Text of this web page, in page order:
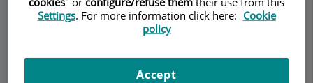
en su interior y los
ligamentos laterales
proporcionan
Settings. For more information click here: Cookie
policy
Accept